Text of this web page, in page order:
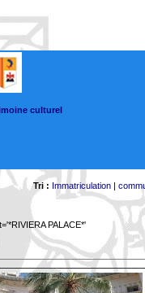
culturel
Tri : Immatriculation|
PALACE*'